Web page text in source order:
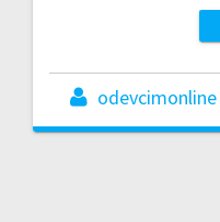
odevcimonline